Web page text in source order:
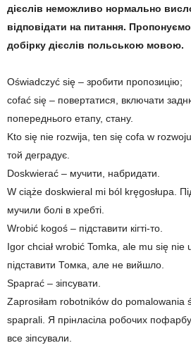
дієслів неможливо нормально
відповідати на питання.
добірку дієслів польською мовою.
Oświadczyć się – зробити пропозицію;
cofać się – повертатися, включати
попереднього етапу, стану.
Kto się nie rozwija, ten się cofa w
той деградує.
Doskwierać – мучити, набридати.
W ciąże doskwieral mi ból kręgosłupa.
мучили болі в хребті.
Wrobić kogoś – підставити кігті-то.
Igor chciał wrobić Tomka, ale mu się nie
підставити Томка, але не вийшло.
Spaprać – зіпсувати.
Zaprosiłam robotników do pomalowania
spaprali. Я прінласіла робочих
все зіпсували.